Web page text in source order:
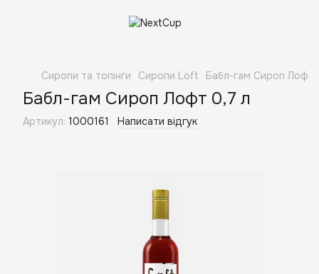
Сиропи та топінги Сиропи Loft Бабл-гам Сироп Лофт
Бабл-гам Сироп Лофт 0,7 л
Артикул: 1000161 Написати відгук